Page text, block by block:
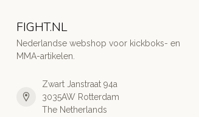
FIGHT.NL
Nederlandse webshop voor kickboks- en
MMA-artikelen.
Zwart Janstraat 94a
3035AW Rotterdam
The Netherlands